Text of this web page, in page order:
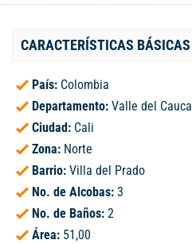
CARACTERÍSTICAS BÁSICAS
País: Colombia
Departamento: Valle del Cauca
Ciudad: Cali
Zona: Norte
Barrio: Villa del Prado
No. de Alcobas: 3
No. de Baños: 2
Área: 51,00